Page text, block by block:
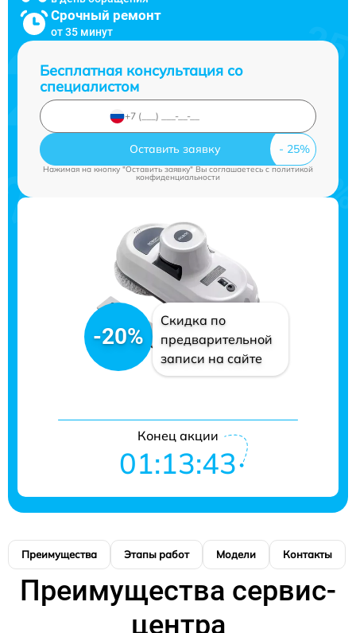
Срочный ремонт
от 35 минут
Бесплатная консультация со
специалистом
Оставить заявку
Нажимая на кнопку "Оставить заявку" Вы соглашаетесь cполитикой
конфиденциальности
-20%
Скидка по
предварительной
записи на сайте
Конец акции
01:13:42
Преимущества Этапы работ Модели Контакты
Преимущества сервис-
центра